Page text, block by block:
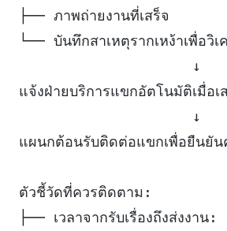
├── ภาพถ่ายงานที่เสร็จ
└── บันทึกสาเหตุรากเหง้าเพื่อวิ
                    ↓
แจ้งฝ่ายบริการแขกอัตโนมัติเมื่อ
                    ↓
แผนกต้อนรับติดต่อแขกเพื่อยืนยัน
ตัวชี้วัดที่ควรติดตาม:
├── เวลาจากรับเรื่องถึงส่งงา